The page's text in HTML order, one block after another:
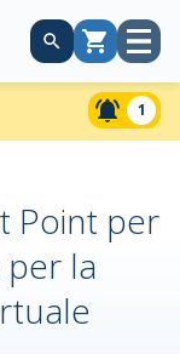
CarrelloApri
1
Point per
la